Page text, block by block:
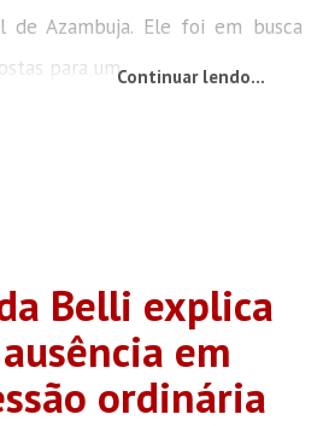
de Azambuja. Ele foi em busca
para um...Continuar lendo...
Belli explica
ausência em
ordinária